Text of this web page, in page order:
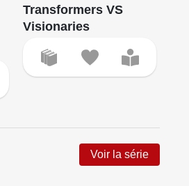
Transformers VS
Visionaries
Voir la série